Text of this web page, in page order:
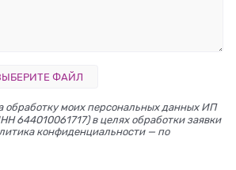
ФАЙЛ
обработку моих персональных данных ИП
644010061717) в целях обработки заявки
конфиденциальности — по